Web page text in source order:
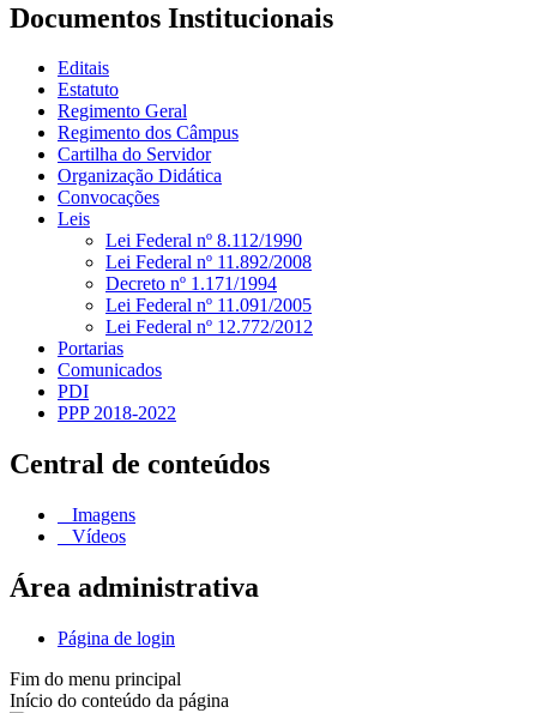
Documentos Institucionais
Editais
Estatuto
Regimento Geral
Regimento dos Câmpus
Cartilha do Servidor
Organização Didática
Convocações
Leis
Lei Federal nº 8.112/1990
Lei Federal nº 11.892/2008
Decreto nº 1.171/1994
Lei Federal nº 11.091/2005
Lei Federal nº 12.772/2012
Portarias
Comunicados
PDI
PPP 2018-2022
Central de conteúdos
Imagens
Vídeos
Área administrativa
Página de login
Fim do menu principal
Início do conteúdo da página